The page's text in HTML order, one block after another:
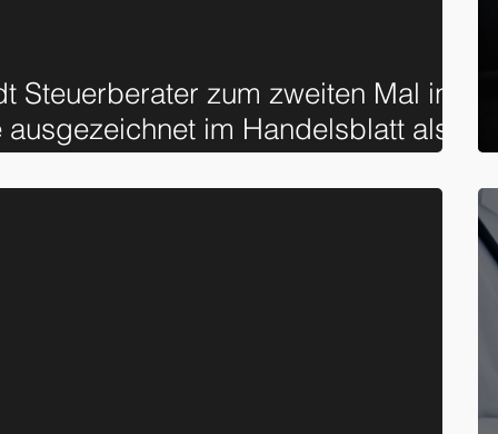
Steuerberater zum zweiten Mal in
ausgezeichnet im Handelsblatt als
Steuerberater“